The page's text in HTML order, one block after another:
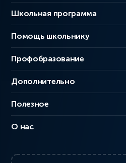
Школьная программа
Помощь школьнику
Профобразование
Дополнительно
Полезное
О нас